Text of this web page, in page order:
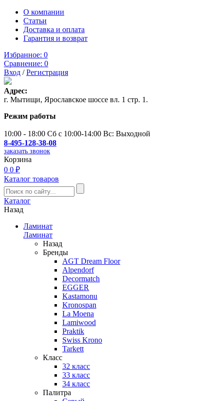
О компании
Статьи
Доставка и оплата
Гарантия и возврат
Избранное: 0
Сравнение: 0
Вход /Регистрация
Адрес:
г. Мытищи, Ярославское шоссе вл. 1 стр. 1.
Режим работы
10:00 - 18:00 Сб с 10:00-14:00 Вс: Выходной
8-495-128-38-08
заказать звонок
Корзина
0 0 ₽
Каталог товаров
Каталог
Назад
Ламинат
Ламинат
Назад
Бренды
AGT Dream Floor
Alpendorf
Decormatch
EGGER
Kastamonu
Kronospan
La Moena
Lamiwood
Praktik
Swiss Krono
Tarkett
Класс
32 класс
33 класс
34 класс
Палитра